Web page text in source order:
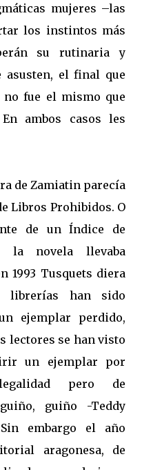
mujeres –las
los instintos más
su rutinaria y
asusten, el final que
no fue el mismo que
ambos casos les
de Zamiatin parecía
Libros Prohibidos. O
de un Índice de
la novela llevaba
1993 Tusquets diera
librerías han sido
ejemplar perdido,
lectores se han visto
un ejemplar por
pero de
guiño -Teddy
embargo el año
aragonesa, de